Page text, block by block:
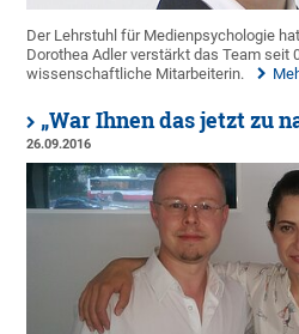
Der Lehrstuhl für Medienpsychologie
Dorothea Adler verstärkt das Team seit
wissenschaftliche Mitarbeiterin.
„War Ihnen das jetzt zu
26.09.2016